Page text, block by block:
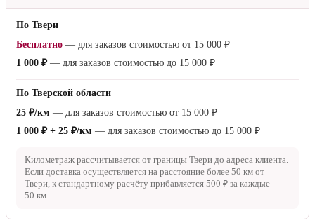
По Твери
Бесплатно — для заказов стоимостью от 15 000 ₽
1 000 ₽— для заказов стоимостью до 15 000 ₽
По Тверской области
25 ₽/км — для заказов стоимостью от 15 000 ₽
1 000 ₽ + 25 ₽/км — для заказов стоимостью до 15 000 ₽
Километраж рассчитывается от границы Твери до адреса клиента.
Если доставка осуществляется на расстояние более 50 км от
Твери, к стандартному расчёту прибавляется 500 ₽ за каждые
50 км.